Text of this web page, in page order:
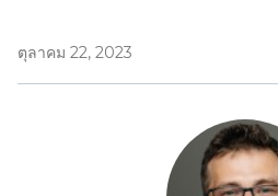
ตุลาคม 22, 2023